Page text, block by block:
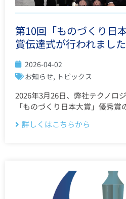
第10回「ものづくり日
賞伝達式が行われました
2026-04-02
お知らせ, トピックス
2026年3月26日、弊社テクノロ
「ものづくり日本大賞」優秀賞
詳しくはこちらから